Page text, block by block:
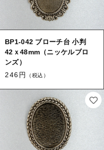
BP1-042 ブローチ台 小判
42ｘ48mm（ニッケルブロ
ンズ）
246円
（税込）